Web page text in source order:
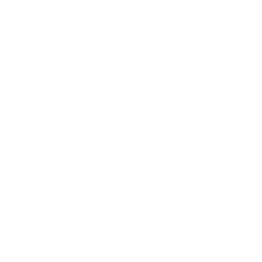
wir erneut einen
sehr schön und
der gut getarnt
wussten, wo wir zuerst
ein voller Erfolg,
Somit haben wir heute
Mal und sonnige
Absprache entschieden